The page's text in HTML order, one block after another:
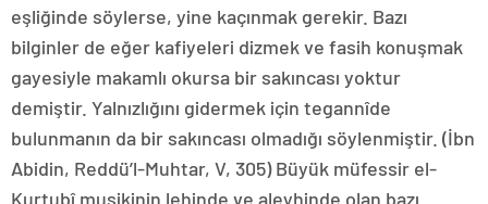
eşliğinde söylerse, yine kaçınmak gerekir. Bazı
bilginler de eğer kafiyeleri dizmek ve fasih konuşmak
gayesiyle makamlı okursa bir sakıncası yoktur
demiştir. Yalnızlığını gidermek için tegannîde
bulunmanın da bir sakıncası olmadığı söylenmiştir. (İbn
Abidin, Reddü’l-Muhtar, V, 305) Büyük müfessir el-
Kurtubî musikinin lehinde ve aleyhinde olan bazı